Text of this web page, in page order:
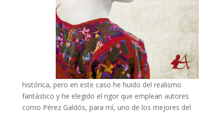
histórica, pero en este caso he huido del realismo
fantástico y he elegido el rigor que emplean autores
como Pérez Galdós, para mí, uno de los mejores del